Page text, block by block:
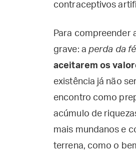
contraceptivos
Para compreender
grave: a perda da fé
aceitarem os
existência já não
encontro como
acúmulo de
mais mundanos e
terrena, como o